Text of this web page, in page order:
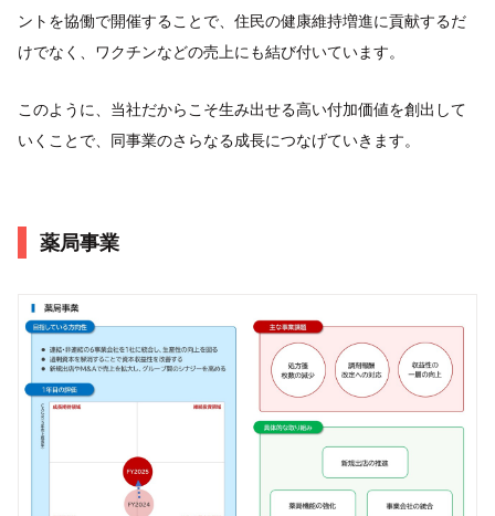
ントを協働で開催することで、住民の健康維持増進に貢献するだ
けでなく、ワクチンなどの売上にも結び付いています。
このように、当社だからこそ生み出せる高い付加価値を創出して
いくことで、同事業のさらなる成長につなげていきます。
薬局事業